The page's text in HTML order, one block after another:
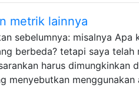
metrik lainnya
sebelumnya: misalnya Apa
berbeda? tetapi saya telah
harus dimungkinkan
menyebutkan